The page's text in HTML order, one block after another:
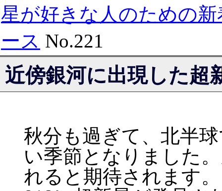
星が好きな人のための新
ース No.221
近傍銀河に出現した超
秋分も過ぎて、北半
い季節となりました
れると期待されます